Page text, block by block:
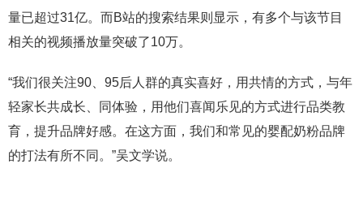
量已超过31亿。而B站的搜索结果则显示，有多个与该节目
相关的视频播放量突破了10万。
“我们很关注90、95后人群的真实喜好，用共情的方式，与年
轻家长共成长、同体验，用他们喜闻乐见的方式进行品类教
育，提升品牌好感。在这方面，我们和常见的婴配奶粉品牌
的打法有所不同。”吴文学说。